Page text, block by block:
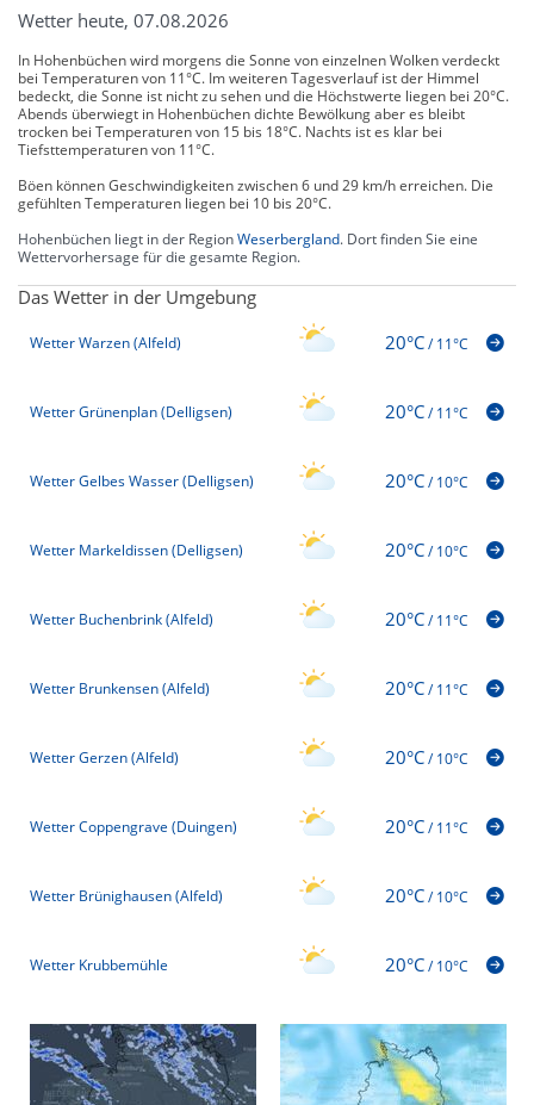
Wetter heute, 07.08.2026
In Hohenbüchen wird morgens die Sonne von einzelnen Wolken verdeckt
bei Temperaturen von 11°C. Im weiteren Tagesverlauf ist der Himmel
bedeckt, die Sonne ist nicht zu sehen und die Höchstwerte liegen bei 20°C.
Abends überwiegt in Hohenbüchen dichte Bewölkung aber es bleibt
trocken bei Temperaturen von 15 bis 18°C. Nachts ist es klar bei
Tiefsttemperaturen von 11°C.
Böen können Geschwindigkeiten zwischen 6 und 29 km/h erreichen. Die
gefühlten Temperaturen liegen bei 10 bis 20°C.
Hohenbüchen liegt in der RegionWeserbergland. Dort finden Sie eine
Wettervorhersage für die gesamte Region.
Das Wetter in der Umgebung
Wetter Warzen (Alfeld) 20°C/11°C
Wetter Grünenplan (Delligsen) 20°C/11°C
Wetter Gelbes Wasser (Delligsen) 20°C/10°C
Wetter Markeldissen (Delligsen) 20°C/10°C
Wetter Buchenbrink (Alfeld) 20°C/11°C
Wetter Brunkensen (Alfeld) 20°C/11°C
Wetter Gerzen (Alfeld) 20°C/10°C
Wetter Coppengrave (Duingen) 20°C/11°C
Wetter Brünighausen (Alfeld) 20°C/10°C
Wetter Krubbemühle 20°C/10°C